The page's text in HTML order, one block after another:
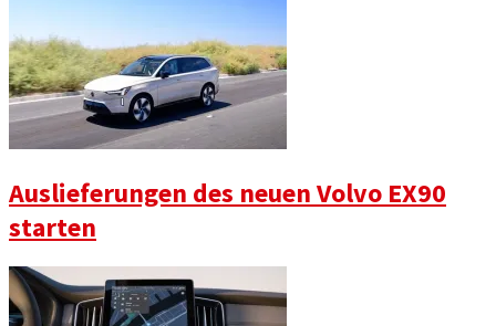
Auslieferungen des neuen Volvo EX90
starten